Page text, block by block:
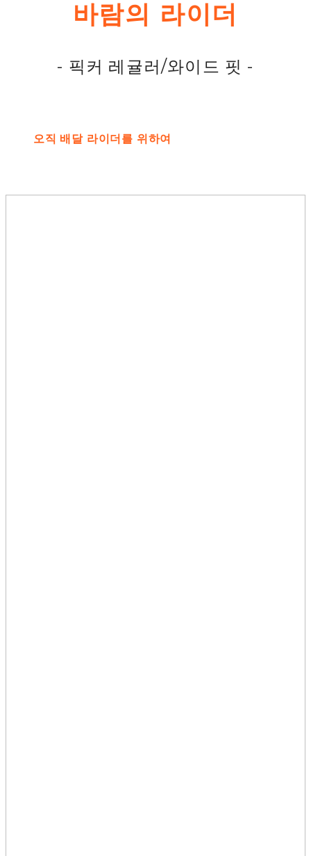
바람의 라이더
- 픽커 레귤러/와이드 핏 -
오직 배달 라이더를 위하여